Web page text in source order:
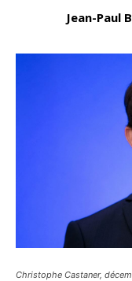
Jean-Paul
Christophe Castaner,